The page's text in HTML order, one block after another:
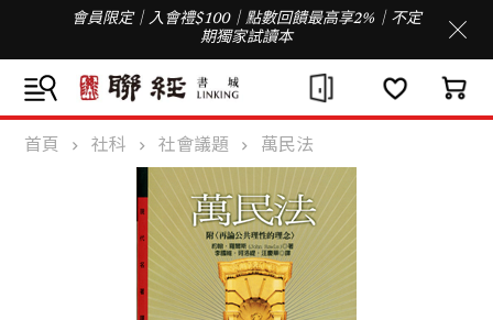
會員限定｜入會禮$100｜點數回饋最高享2%｜不定
期獨家試讀本
首頁 社科 社會議題 萬民法